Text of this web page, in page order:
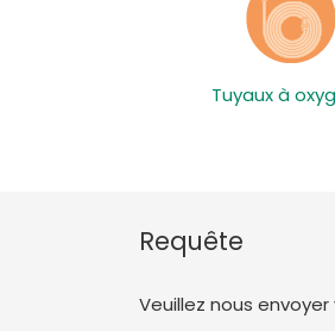
Tuyaux à
Requête
Veuillez nous